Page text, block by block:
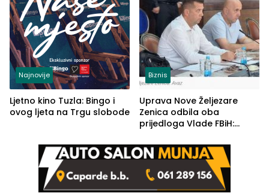
Najnovije
Ljetno kino Tuzla: Bingo i
ovog ljeta na Trgu slobode
Biznis
Uprava Nove Željezare
Zenica odbila oba
prijedloga Vlade FBiH:
rješenje